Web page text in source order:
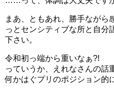
まあ、ともあれ、勝手ながら
っとセンシティブな所と自分
下さい。
令和初っ端から重いなぁ?!
っていうか、えれなさんの話
何かはぐプリのポジション的